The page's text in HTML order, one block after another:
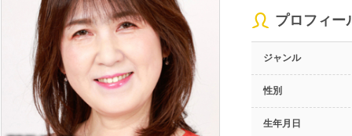
プロフィー
ジャンル
性別
生年月日